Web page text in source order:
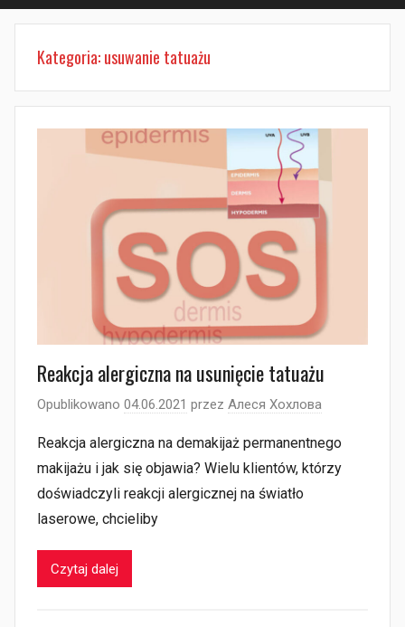
Kategoria:usuwanie tatuażu
Reakcja alergiczna na usunięcie tatuażu
Opublikowano 04.06.2021 przez Алеся Хохлова
Reakcja alergiczna na demakijaż permanentnego
makijażu i jak się objawia? Wielu klientów, którzy
doświadczyli reakcji alergicznej na światło
laserowe, chcieliby
Czytaj dalej